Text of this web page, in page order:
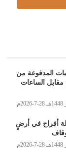
وسلم
الفتوى بدار الإفتاء:
المدفوعة من
مقابل الساعات
أفراح في أرضٍ